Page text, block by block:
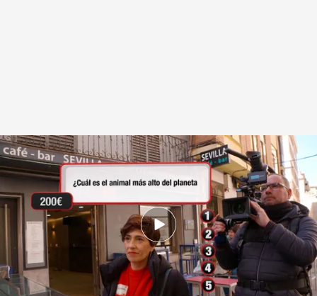
Giovanna durante su participación en 'Lo sabe, no lo sabe'
Lo sabe, no lo sabe
26 MAR 2025 - 20:35h.
Disfruta todas las preguntas en el programa
completo del 25 de marzo de 2025